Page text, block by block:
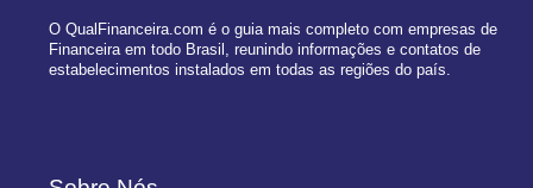
O QualFinanceira.com é o guia mais completo com empresas de
Financeira em todo Brasil, reunindo informações e contatos de
estabelecimentos instalados em todas as regiões do país.